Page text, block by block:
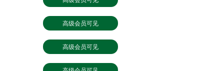
高级会员可见
高级会员可见